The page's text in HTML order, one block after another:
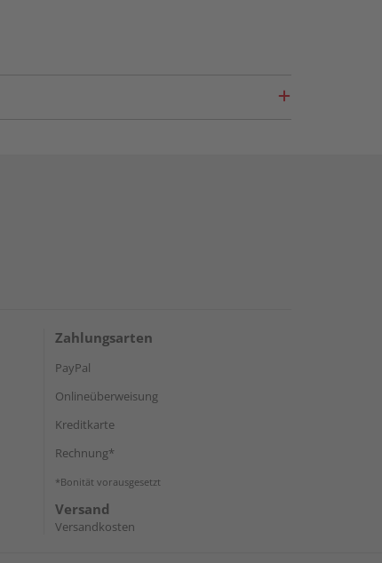
Zahlungsarten
PayPal
Onlineüberweisung
Kreditkarte
Rechnung*
*Bonität vorausgesetzt
Versand
Versandkosten